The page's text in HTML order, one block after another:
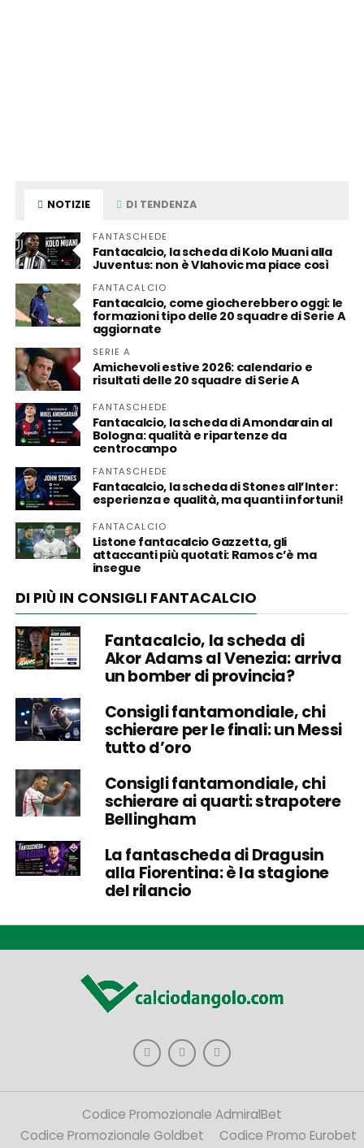
NOTIZIE DI TENDENZA
FANTASCHEDE
Fantacalcio, la scheda di Kolo Muani alla
Juventus: non è Vlahovic ma piace così
FANTACALCIO
Fantacalcio, come giocherebbero oggi: le
formazioni tipo delle 20 squadre di Serie A
aggiornate
SERIE A
Amichevoli estive 2026: calendario e
risultati delle 20 squadre di Serie A
FANTASCHEDE
Fantacalcio, la scheda di Amondarain al
Bologna: qualità e ripartenze da
centrocampo
FANTASCHEDE
Fantacalcio, la scheda di Stones all’Inter:
esperienza e qualità, ma quanti infortuni!
FANTACALCIO
Listone fantacalcio Gazzetta, gli
attaccanti più quotati: Ramos c’è ma
insegue
DI PIÙ IN CONSIGLI FANTACALCIO
Fantacalcio, la scheda di
Akor Adams al Venezia: arriva
un bomber di provincia?
Consigli fantamondiale, chi
schierare per le finali: un Messi
tutto d’oro
Consigli fantamondiale, chi
schierare ai quarti: strapotere
Bellingham
La fantascheda di Dragusin
alla Fiorentina: è la stagione
del rilancio
Codice Promozionale AdmiralBet
Codice Promozionale Goldbet
Codice Promo Eurobet